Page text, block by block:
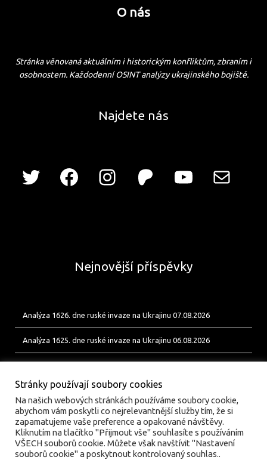
O nás
Stránka věnovaná aktuálním i historickým konfliktům, zbraním i
osobnostem. Každodenní OSINT analýzy ukrajinského bojiště.
Najdete nás
Nejnovější příspěvky
Analýza 1626. dne ruské invaze na Ukrajinu 07.08.2026
Analýza 1625. dne ruské invaze na Ukrajinu 06.08.2026
Stránky používají soubory cookies
Na našich webových stránkách používáme soubory cookie,
abychom vám poskytli co nejrelevantnější služby tím, že si
zapamatujeme vaše preference a opakované návštěvy.
Kliknutím na tlačítko "Přijmout vše" souhlasíte s používáním
VŠECH souborů cookie. Můžete však navštívit "Nastavení
souborů cookie" a poskytnout kontrolovaný souhlas..